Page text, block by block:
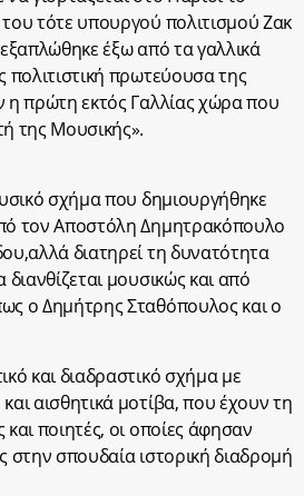
τότε υπουργού πολιτισμού Ζακ
έξω από τα γαλλικά
πρωτεύουσα της
η πρώτη εκτός Γαλλίας χώρα που
της Μουσικής».
σχήμα που δημιουργήθηκε
τον Αποστόλη Δημητρακόπουλο
διατηρεί τη δυνατότητα
μουσικώς και από
ο Δημήτρης Σταθόπουλος και ο
και διαδραστικό σχήμα με
αισθητικά μοτίβα, που έχουν τη
ποιητές, οι οποίες άφησαν
στην σπουδαία ιστορική διαδρομή